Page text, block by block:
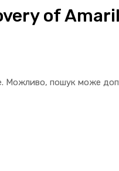
of
Можливо, пошук може